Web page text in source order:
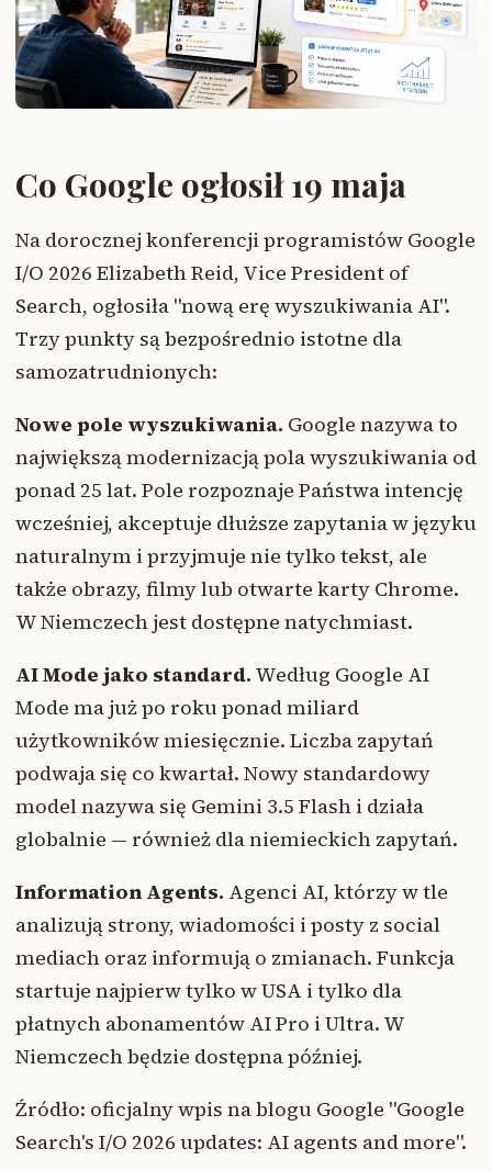
Co Google ogłosił 19 maja
Na dorocznej konferencji programistów Google
I/O 2026 Elizabeth Reid, Vice President of
Search, ogłosiła "nową erę wyszukiwania AI".
Trzy punkty są bezpośrednio istotne dla
samozatrudnionych:
Nowe pole wyszukiwania. Google nazywa to
największą modernizacją pola wyszukiwania od
ponad 25 lat. Pole rozpoznaje Państwa intencję
wcześniej, akceptuje dłuższe zapytania w języku
naturalnym i przyjmuje nie tylko tekst, ale
także obrazy, filmy lub otwarte karty Chrome.
W Niemczech jest dostępne natychmiast.
AI Mode jako standard. Według Google AI
Mode ma już po roku ponad miliard
użytkowników miesięcznie. Liczba zapytań
podwaja się co kwartał. Nowy standardowy
model nazywa się Gemini 3.5 Flash i działa
globalnie — również dla niemieckich zapytań.
Information Agents. Agenci AI, którzy w tle
analizują strony, wiadomości i posty z social
mediach oraz informują o zmianach. Funkcja
startuje najpierw tylko w USA i tylko dla
płatnych abonamentów AI Pro i Ultra. W
Niemczech będzie dostępna później.
Źródło: oficjalny wpis na blogu Google "Google
Search's I/O 2026 updates: AI agents and more".